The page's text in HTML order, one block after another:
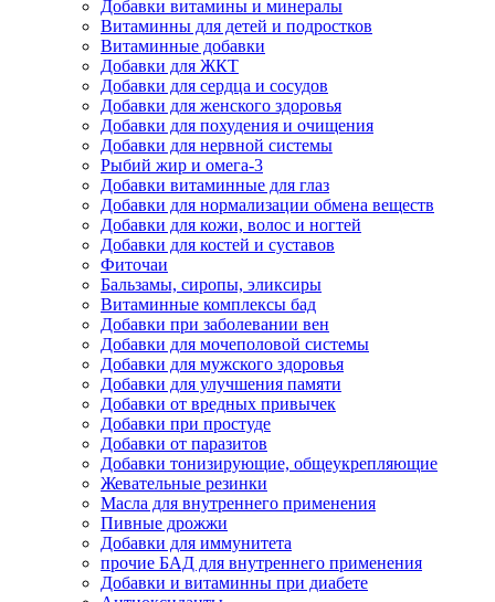
Добавки витамины и минералы
Витаминны для детей и подростков
Витаминные добавки
Добавки для ЖКТ
Добавки для сердца и сосудов
Добавки для женского здоровья
Добавки для похудения и очищения
Добавки для нервной системы
Рыбий жир и омега-3
Добавки витаминные для глаз
Добавки для нормализации обмена веществ
Добавки для кожи, волос и ногтей
Добавки для костей и суставов
Фиточаи
Бальзамы, сиропы, эликсиры
Витаминные комплексы бад
Добавки при заболевании вен
Добавки для мочеполовой системы
Добавки для мужского здоровья
Добавки для улучшения памяти
Добавки от вредных привычек
Добавки при простуде
Добавки от паразитов
Добавки тонизирующие, общеукрепляющие
Жевательные резинки
Масла для внутреннего применения
Пивные дрожжи
Добавки для иммунитета
прочие БАД для внутреннего применения
Добавки и витаминны при диабете